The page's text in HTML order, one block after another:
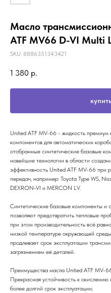
Масло
ATF MV66 D-VI Multi
SKU: 8886351343421
1 380 р.
United ATF MV-66 - жидкость премиум
компонентов для автоматических
отобранные синтетические базовые
новейшие технологии в области
эффективность United ATF MV-66 при
передач, например: Toyota Type WS,
DEXRON-VI и MERCON LV.
Синтетические базовые компоненты и
позволяют предотвратить тепловые
при этом производительность всё
низкой температуре окружающей
продлевает срок эксплуатации
загрязнением её деталей.
Преимущества масла United ATF MV-
Прекрасная устойчивость к окислению
более долгий срок эксплуатации;